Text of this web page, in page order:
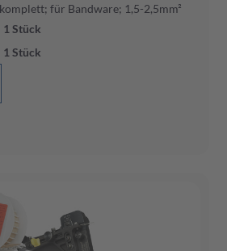
für Bandware; 1,5-2,5mm²
1 Stück
1 Stück